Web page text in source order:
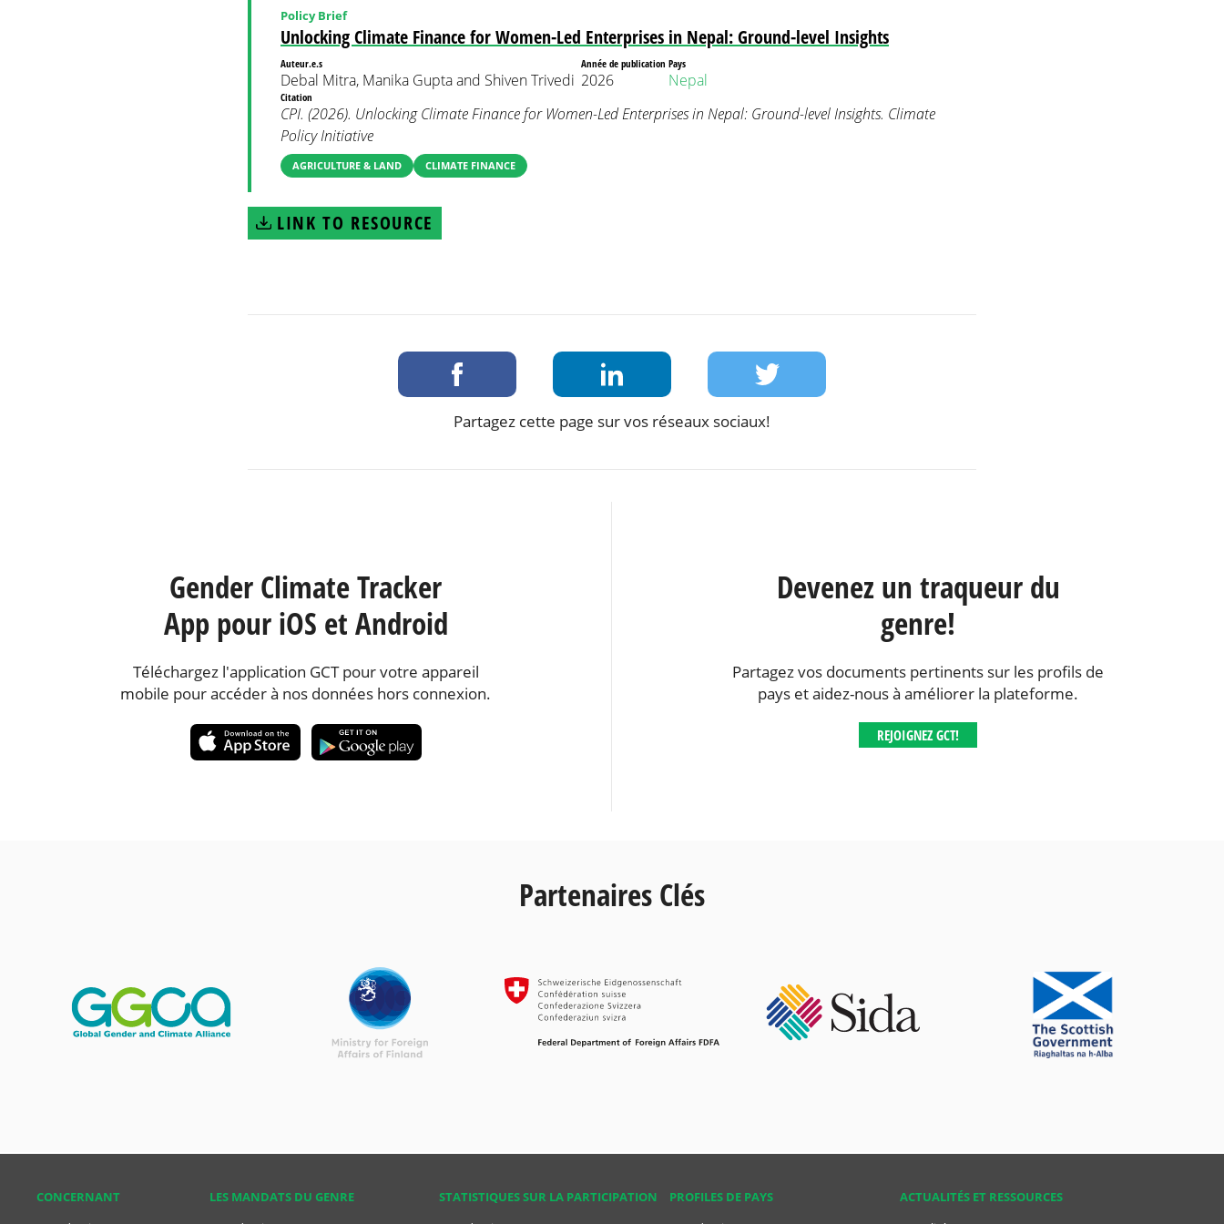
Unlocking Climate Finance for Women-Led Enterprises in Nepal: Ground-level Insights
Policy Brief
Auteur.e.s
Debal Mitra, Manika Gupta and Shiven Trivedi
Année de publication
2026
Pays
Nepal
Citation
CPI. (2026). Unlocking Climate Finance for Women-Led Enterprises in Nepal: Ground-level Insights. Climate
Policy Initiative
AGRICULTURE & LAND CLIMATE FINANCE
LINK TO RESOURCE
Partagez cette page sur vos réseaux sociaux!
Gender Climate Tracker
App pour iOS et Android
Téléchargez l'application GCT pour votre appareil
mobile pour accéder à nos données hors connexion.
Devenez un traqueur du
genre!
Partagez vos documents pertinents sur les profils de
pays et aidez-nous à améliorer la plateforme.
REJOIGNEZ GCT!
Partenaires Clés
CONCER­NANT
ACTUALITÉS ET RESSOURCES
LES MANDATS DU GENRE
STATISTIQUES SUR LA PARTICIPATION
PROFILES DE PAYS